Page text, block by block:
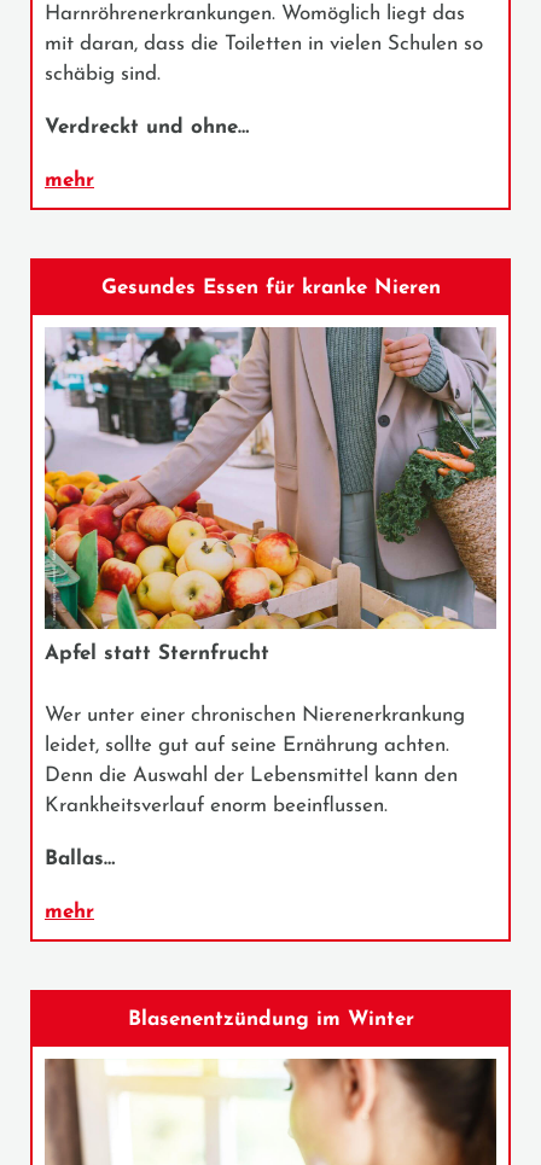
Harnröhrenerkrankungen. Womöglich liegt das
mit daran, dass die Toiletten in vielen Schulen so
schäbig sind.
Verdreckt und ohne…
mehr
Gesundes Essen für kranke Nieren
Apfel statt Sternfrucht
Wer unter einer chronischen Nierenerkrankung
leidet, sollte gut auf seine Ernährung achten.
Denn die Auswahl der Lebensmittel kann den
Krankheitsverlauf enorm beeinflussen.
Ballas…
mehr
Blasenentzündung im Winter